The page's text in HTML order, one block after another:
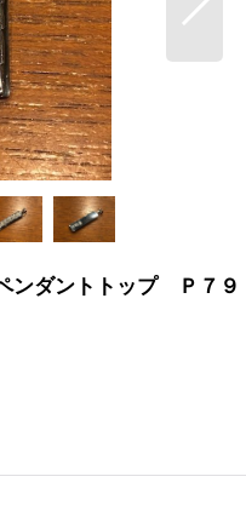
ダントトップ Ｐ７９